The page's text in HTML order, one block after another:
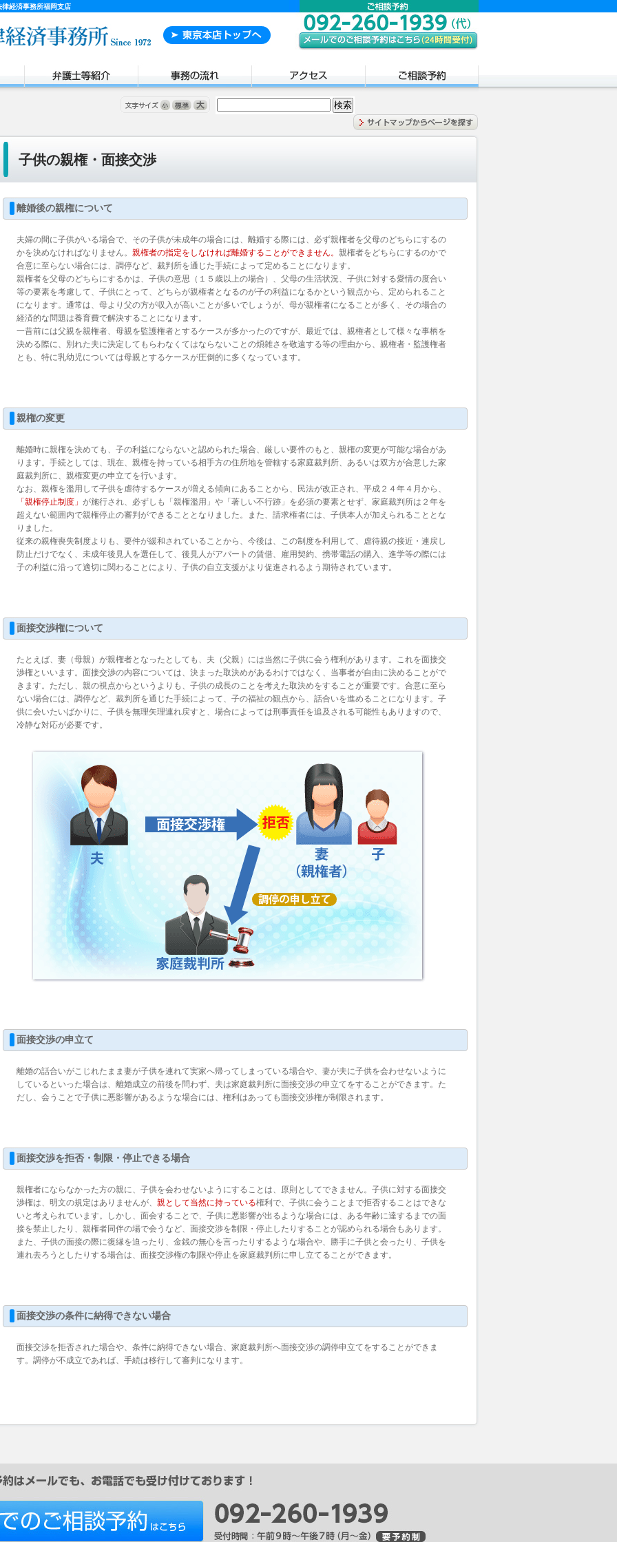
経済事務所福岡支店
子供の親権・面接交渉
離婚後の親権について
夫婦の間に子供がいる場合で、その子供が未成年の場合には、離婚する際には、必ず親権者を父母のどちらにするの
かを決めなければなりません。 親権者の指定をしなければ離婚することができません。 親権者をどちらにするのかで
合意に至らない場合には、調停など、裁判所を通じた手続によって定めることになります。
親権者を父母のどちらにするかは、子供の意思（１５歳以上の場合）、父母の生活状況、子供に対する愛情の度合い
等の要素を考慮して、子供にとって、どちらが親権者となるのが子の利益になるかという観点から、定められること
になります。通常は、母より父の方が収入が高いことが多いでしょうが、母が親権者になることが多く、その場合の
経済的な問題は養育費で解決することになります。
一昔前には父親を親権者、母親を監護権者とするケースが多かったのですが、最近では、親権者として様々な事柄を
決める際に、別れた夫に決定してもらわなくてはならないことの煩雑さを敬遠する等の理由から、親権者・監護権者
とも、特に乳幼児については母親とするケースが圧倒的に多くなっています。
親権の変更
離婚時に親権を決めても、子の利益にならないと認められた場合、厳しい要件のもと、親権の変更が可能な場合があ
ります。手続としては、現在、親権を持っている相手方の住所地を管轄する家庭裁判所、あるいは双方が合意した家
庭裁判所に、親権変更の申立てを行います。
なお、親権を濫用して子供を虐待するケースが増える傾向にあることから、民法が改正され、平成２４年４月から、
「親権停止制度」 が施行され、必ずしも「親権濫用」や「著しい不行跡」を必須の要素とせず、家庭裁判所は２年を
超えない範囲内で親権停止の審判ができることとなりました。また、請求権者には、子供本人が加えられることとな
りました。
従来の親権喪失制度よりも、要件が緩和されていることから、今後は、この制度を利用して、虐待親の接近・連戻し
防止だけでなく、未成年後見人を選任して、後見人がアパートの賃借、雇用契約、携帯電話の購入、進学等の際には
子の利益に沿って適切に関わることにより、子供の自立支援がより促進されるよう期待されています。
面接交渉権について
たとえば、妻（母親）が親権者となったとしても、夫（父親）には当然に子供に会う権利があります。これを面接交
渉権といいます。面接交渉の内容については、決まった取決めがあるわけではなく、当事者が自由に決めることがで
きます。ただし、親の視点からというよりも、子供の成長のことを考えた取決めをすることが重要です。合意に至ら
ない場合には、調停など、裁判所を通じた手続によって、子の福祉の観点から、話合いを進めることになります。子
供に会いたいばかりに、子供を無理矢理連れ戻すと、場合によっては刑事責任を追及される可能性もありますので、
冷静な対応が必要です。
面接交渉の申立て
離婚の話合いがこじれたまま妻が子供を連れて実家へ帰ってしまっている場合や、妻が夫に子供を会わせないように
しているといった場合は、離婚成立の前後を問わず、夫は家庭裁判所に面接交渉の申立てをすることができます。た
だし、会うことで子供に悪影響があるような場合には、権利はあっても面接交渉権が制限されます。
面接交渉を拒否・制限・停止できる場合
親権者にならなかった方の親に、子供を会わせないようにすることは、原則としてできません。子供に対する面接交
渉権は、明文の規定はありませんが、 親として当然に持っている権利で、子供に会うことまで拒否することはできな
いと考えられています。しかし、面会することで、子供に悪影響が出るような場合には、ある年齢に達するまでの面
接を禁止したり、親権者同伴の場で会うなど、面接交渉を制限・停止したりすることが認められる場合もあります。
また、子供の面接の際に復縁を迫ったり、金銭の無心を言ったりするような場合や、勝手に子供と会ったり、子供を
連れ去ろうとしたりする場合は、面接交渉権の制限や停止を家庭裁判所に申し立てることができます。
面接交渉の条件に納得できない場合
面接交渉を拒否された場合や、条件に納得できない場合、家庭裁判所へ面接交渉の調停申立てをすることができま
す。調停が不成立であれば、手続は移行して審判になります。